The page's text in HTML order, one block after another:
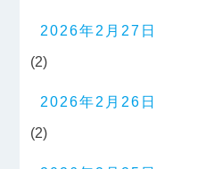
2026年2月27日
(2)
2026年2月26日
(2)